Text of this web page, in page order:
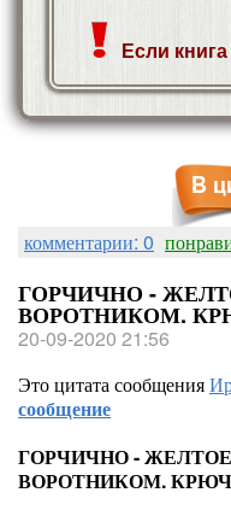
Если
комментарии: 0
ГОРЧИЧНО -
ВОРОТНИКОМ.
20-09-2020 21:56
Это цитата сообщения
сообщение
ГОРЧИЧНО -
ВОРОТНИКОМ.